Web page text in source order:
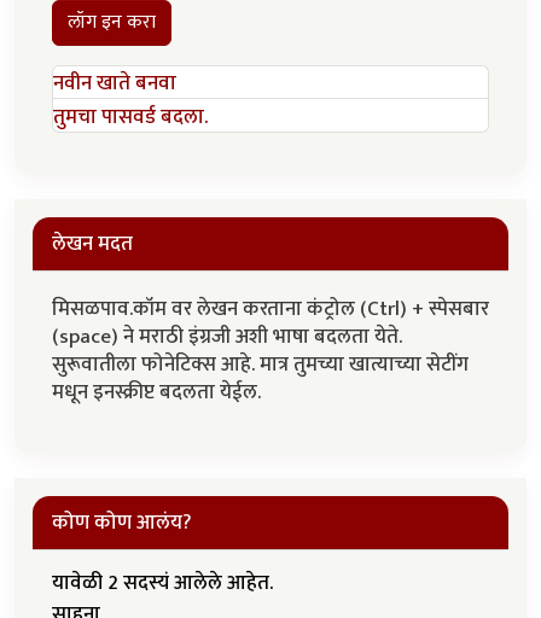
लॉग इन करा
नवीन खाते बनवा
तुमचा पासवर्ड बदला.
लेखन मदत
मिसळपाव.कॉम वर लेखन करताना कंट्रोल (Ctrl) + स्पेसबार
(space) ने मराठी इंग्रजी अशी भाषा बदलता येते.
सुरूवातीला फोनेटिक्स आहे. मात्र तुमच्या खात्याच्या सेटींग
मधून इनस्क्रीप्ट बदलता येईल.
कोण कोण आलंय?
यावेळी 2 सदस्यं आलेले आहेत.